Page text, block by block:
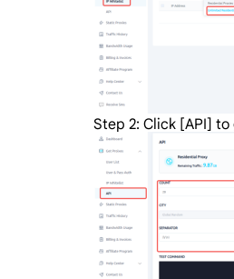
Step 2: Click [API]